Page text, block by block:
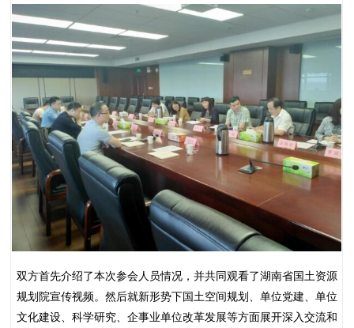
双方首先介绍了本次参会人员情况，并共同观看了湖南省国土资源
规划院宣传视频。然后就新形势下国土空间规划、单位党建、单位
文化建设、科学研究、企事业单位改革发展等方面展开深入交流和